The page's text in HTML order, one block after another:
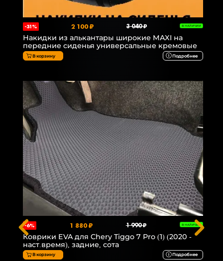
-31% 2 100 ₽ 3 040 ₽ В НАЛИЧИИ
Накидки из алькантары широкие MAXI на
передние сиденья универсальные кремовые
В корзину Подробнее
-6% 1 880 ₽ 1 990 ₽ В НАЛИЧИИ
Коврики EVA для Chery Tiggo 7 Pro (1) (2020 -
наст.время), задние, сота
В корзину Подробнее